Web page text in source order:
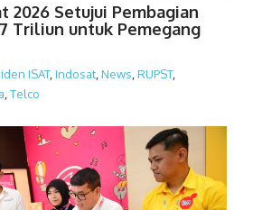
2026 Setujui Pembagian
Triliun untuk Pemegang
ISAT, Indosat News RUPST,
Telco